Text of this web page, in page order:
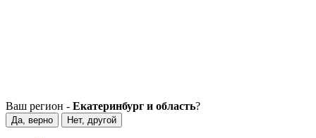
Ваш регион - Екатеринбург и область?
Да, верно Нет, другой